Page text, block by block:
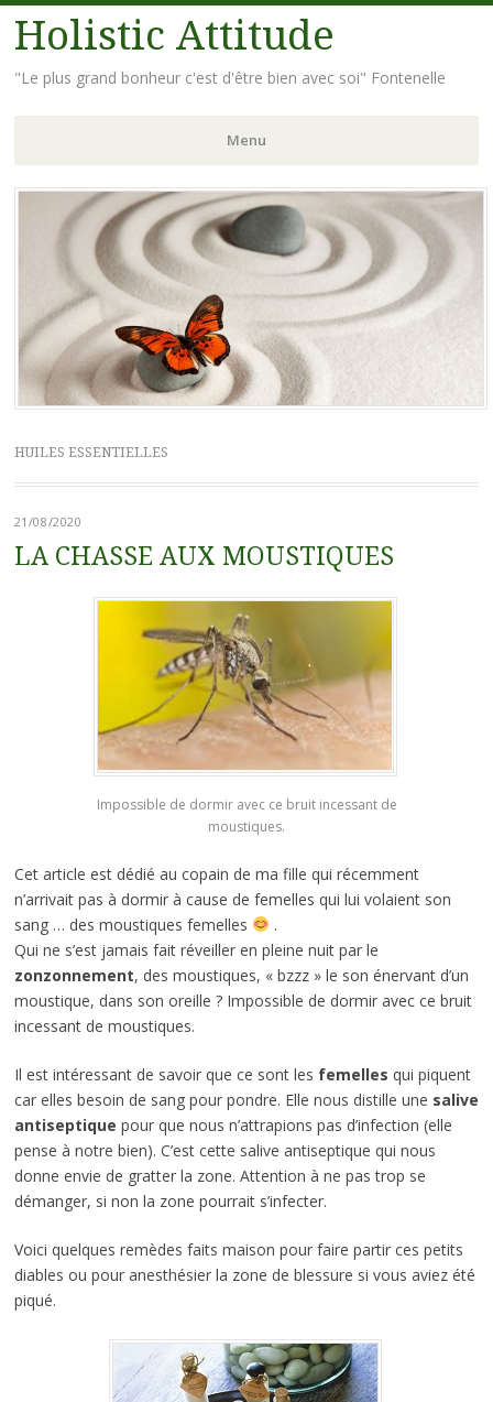
Holistic Attitude
"Le plus grand bonheur c'est d'être bien avec soi" Fontenelle
Menu
Aller
principal
HUILES ESSENTIELLES
21/08/2020
LA CHASSE AUX MOUSTIQUES
Impossible de dormir avec ce bruit incessant de
moustiques.
Cet article est dédié au copain de ma fille qui récemment
n’arrivait pas à dormir à cause de femelles qui lui volaient son
sang … des moustiques femelles
.
Qui ne s’est jamais fait réveiller en pleine nuit par le
zonzonnement, des moustiques, « bzzz » le son énervant d’un
moustique, dans son oreille ? Impossible de dormir avec ce bruit
incessant de moustiques.
Il est intéressant de savoir que ce sont les femelles qui piquent
car elles besoin de sang pour pondre. Elle nous distille une salive
antiseptique pour que nous n’attrapions pas d’infection (elle
pense à notre bien). C’est cette salive antiseptique qui nous
donne envie de gratter la zone. Attention à ne pas trop se
démanger, si non la zone pourrait s’infecter.
Voici quelques remèdes faits maison pour faire partir ces petits
diables ou pour anesthésier la zone de blessure si vous aviez été
piqué.